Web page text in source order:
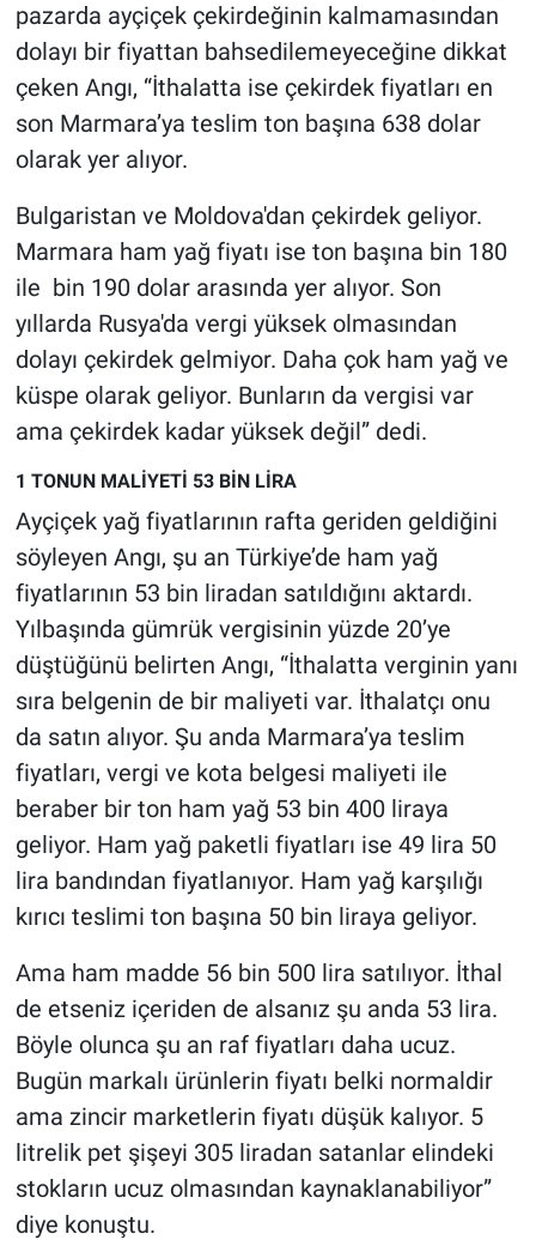
pazar­da ayçiçek çekirdeğinin kal­mamasından
dolayı bir fi­yattan bahsedilemeyeceğine dikkat
çeken Angı, “İthalatta ise çekirdek fiyatları en
son Marmara’ya teslim ton başı­na 638 dolar
olarak yer alıyor.
Bulgaristan ve Moldova'dan çekirdek geliyor.
Marmara ham yağ fiyatı ise ton başına bin 180
ile bin 190 dolar arasında yer alıyor. Son
yıllarda Rus­ya'da vergi yüksek olmasın­dan
dolayı çekirdek gelmiyor. Daha çok ham yağ ve
küspe olarak geliyor. Bunların da vergisi var
ama çekirdek ka­dar yüksek değil” dedi.
1 TONUN MALİYETİ 53 BİN LİRA
Ayçiçek yağ fi­yatlarının rafta geriden gel­diğini
söyleyen Angı, şu an Türkiye’de ham yağ
fiyatlarının 53 bin liradan sa­tıldığını aktardı.
Yılbaşın­da gümrük vergisinin yüzde 20’ye
düştüğünü belirten Angı, “İthalatta verginin yanı
sıra belgenin de bir maliyeti var. İthalatçı onu
da satın alı­yor. Şu anda Marmara’ya tes­lim
fiyatları, vergi ve kota bel­gesi maliyeti ile
beraber bir ton ham yağ 53 bin 400 lira­ya
geliyor. Ham yağ paketli fi­yatları ise 49 lira 50
lira ban­dından fiyatlanıyor. Ham yağ karşılığı
kırıcı teslimi ton ba­şına 50 bin liraya geliyor.
Ama ham madde 56 bin 500 lira sa­tılıyor. İthal
de etseniz içeri­den de alsanız şu anda 53 lira.
Böyle olunca şu an raf fiyatla­rı daha ucuz.
Bugün markalı ürünlerin fiyatı belki normal­dir
ama zincir marketlerin fi­yatı düşük kalıyor. 5
litrelik pet şişeyi 305 liradan satan­lar elindeki
stokların ucuz olmasından kaynaklanabili­yor”
diye konuştu.
Koronavirüs
Kültür Sanat
Ne demişti
Nedir
Popüler
Programlar
Sağlık
Teknoloji
Türkiye'nin Geleceği
Türkiye'nin Gündemi
Yerel Gündem
Yerel Yaşam
Canlı Yayın